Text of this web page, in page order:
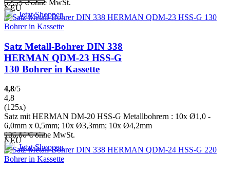
87,93€ohne MwSt.
Jetzt Shoppen
NEU
Satz Metall-Bohrer DIN 338
HERMAN QDM-23 HSS-G
130 Bohrer in Kassette
4,8/5
4,8
(125x)
Satz mit HERMAN DM-20 HSS-G Metallbohrern : 10x Ø1,0 -
6,0mm x 0,5mm; 10x Ø3,3mm; 10x Ø4,2mm
106,00€ohne MwSt.
Jetzt Shoppen
NEU